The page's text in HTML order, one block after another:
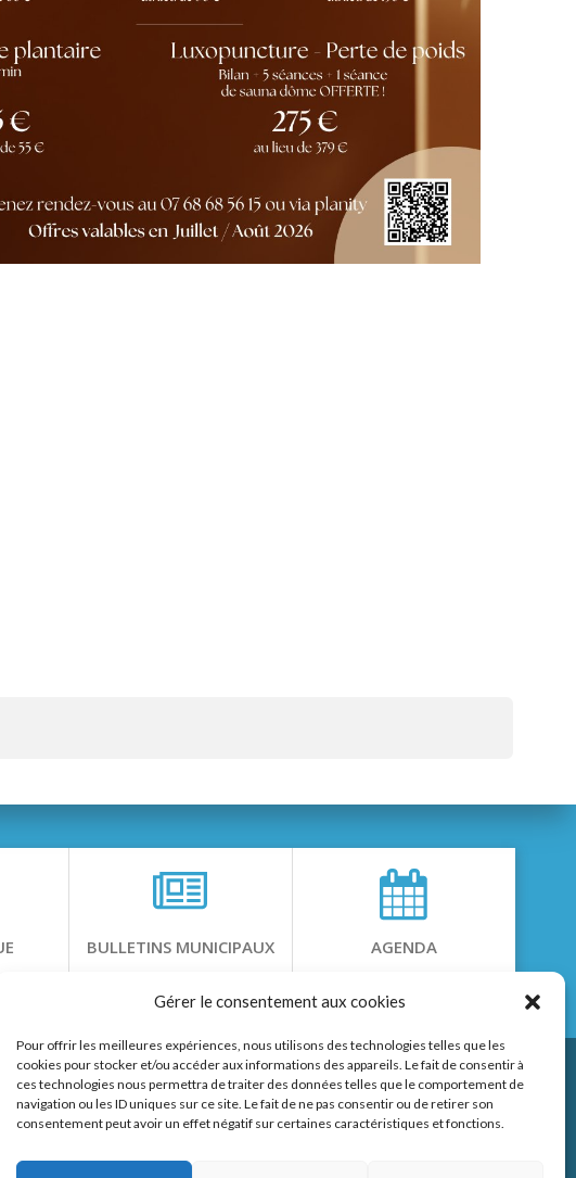
Gérer le consentement aux cookies
Pour offrir les meilleures expériences, nous utilisons des technologies telles que les
cookies pour stocker et/ou accéder aux informations des appareils. Le fait de consentir à
ces technologies nous permettra de traiter des données telles que le comportement de
navigation ou les ID uniques sur ce site. Le fait de ne pas consentir ou de retirer son
consentement peut avoir un effet négatif sur certaines caractéristiques et fonctions.
BULLETINS MUNICIPAUX AGENDA
Notre page Facebook